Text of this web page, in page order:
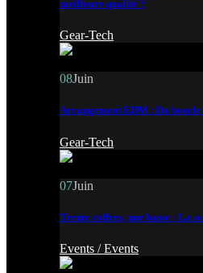
meilleure qualité ?
Gear-Tech
08Juin
Arrangement EDM : Du
Gear-Tech
07Juin
Trente coffres, une basse : La
Events /Events